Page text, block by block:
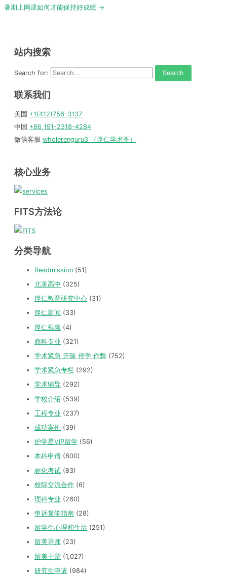
暑期上网课如何才能保持好成绩 →
站内搜索
Search for:
联系我们
美国 +1(412)756-3137
中国 +86 191-2318-4284
微信客服 wholerenguru3 （厚仁学术哥）
核心业务
FITS方法论
分类导航
Readmission (51)
北美高中 (325)
厚仁教育研究中心 (31)
厚仁新闻 (33)
厚仁视频 (4)
商科专业 (321)
学术紧急 开除 停学 作弊 (752)
学术紧急专栏 (292)
学术辅导 (292)
学校介绍 (539)
工程专业 (237)
成功案例 (39)
护学星VIP留学 (56)
本科申请 (800)
标化考试 (83)
校际交流合作 (6)
理科专业 (260)
申诉复学指南 (28)
留学生心理和生活 (251)
留美导师 (23)
留美干货 (1,027)
研究生申请 (984)